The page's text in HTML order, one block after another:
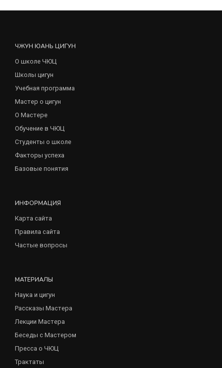
ЧЖУН ЮАНЬ ЦИГУН
О школе ЧЮЦ
Школы цигун
Учебная программа
Мастер о цигун
О Мастере
Обучение в ЧЮЦ
Студенты о школе
Факторы успеха
Базовые понятия
ИНФОРМАЦИЯ
Карта сайта
Правила сайта
Частые вопросы
МАТЕРИАЛЫ
Наука и цигун
Рассказы Мастера
Лекции Мастера
Беседы с Мастером
Пресса о ЧЮЦ
Трактаты